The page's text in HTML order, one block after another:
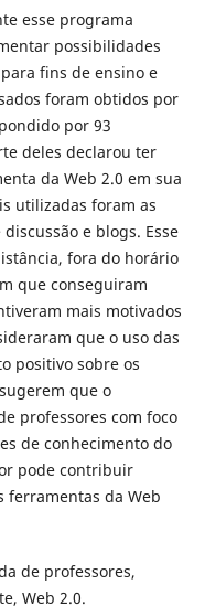
esse programa
possibilidades
fins de ensino e
foram obtidos por
por 93
deles declarou ter
da Web 2.0 em sua
utilizadas foram as
e blogs. Esse
fora do horário
que conseguiram
mais motivados
que o uso das
positivo sobre os
que o
professores com foco
de conhecimento do
pode contribuir
ferramentas da Web
de professores,
Web 2.0.